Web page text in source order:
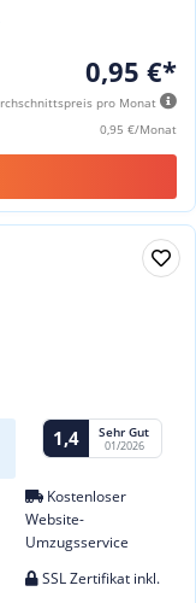
0,95 €*
pro Monat
0,95 €/Monat
1,4 Sehr Gut
01/2026
Kostenloser
Website-
Umzugsservice
SSL Zertifikat inkl.